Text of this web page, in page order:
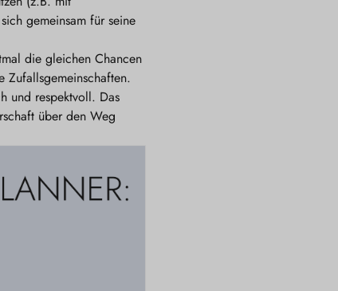
gemeinsam für seine
die gleichen Chancen
und respektvoll. Das
über den Weg